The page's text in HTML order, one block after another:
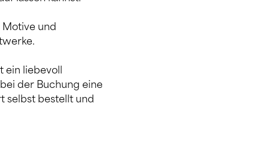
Motive und
ein liebevoll
der Buchung eine
selbst bestellt und